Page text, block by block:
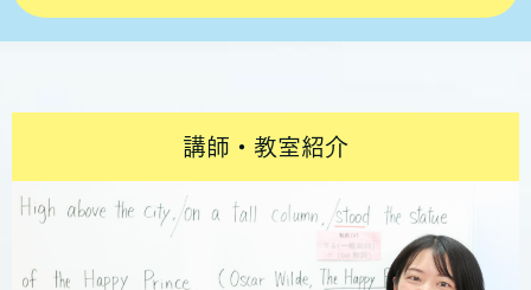
講師・教室紹介